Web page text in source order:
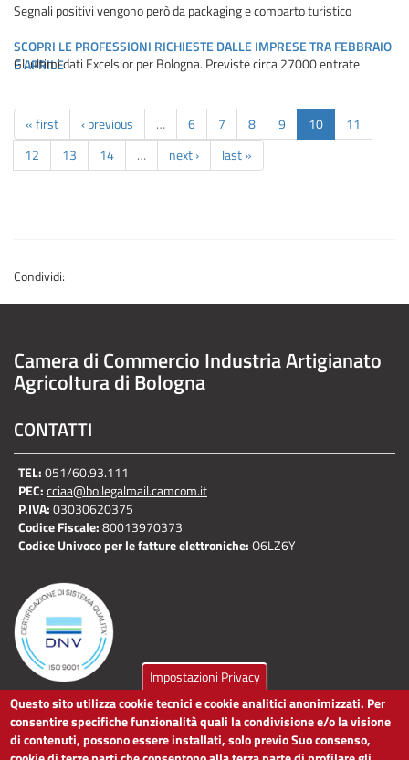
Segnali positivi vengono però da packaging e comparto turistico
SCOPRI LE PROFESSIONI RICHIESTE DALLE IMPRESE TRA FEBBRAIO
E APRILE
Gli ultimi dati Excelsior per Bologna. Previste circa 27000 entrate
« first ‹ previous … 6 7 8 9 10
11
12
13 14 … next › last »
Condividi:
Camera di Commercio Industria Artigianato
Agricoltura di Bologna
CONTATTI
TEL:051/60.93.111
PEC:cciaa@bo.legalmail.camcom.it
P.IVA:03030620375
Codice Fiscale:80013970373
Codice Univoco per le fatture elettroniche:O6LZ6Y
LINK UTILI
Impostazioni Privacy
Questo sito utilizza cookie tecnici e cookie analitici anonimizzati. Per
consentire specifiche funzionalità quali la condivisione e/o la visione
di contenuti, possono essere installati, solo previo Suo consenso,